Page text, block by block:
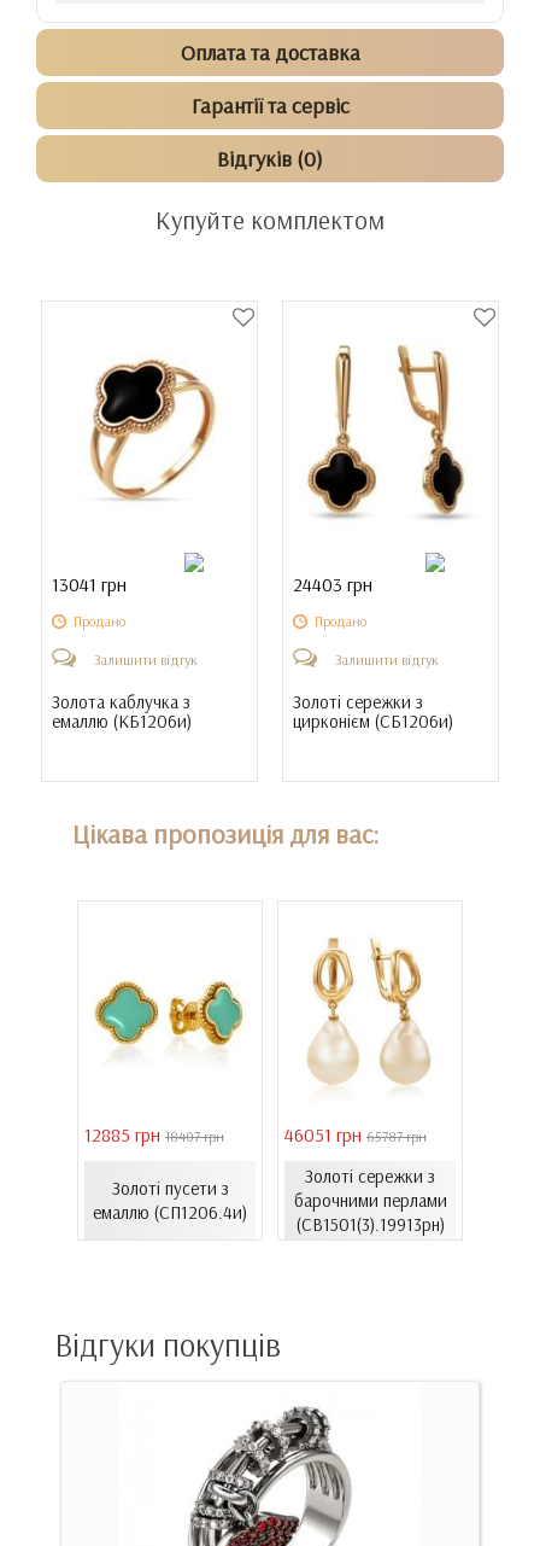
Оплата та доставка
Гарантії та сервіс
Відгуків (0)
Купуйте комплектом
13041 грн
Продано
Залишити відгук
Золота каблучка з
емаллю (КБ1206и)
24403 грн
Продано
Залишити відгук
Золоті сережки з
цирконієм (СБ1206и)
Цікава пропозиція для вас:
12885 грн 18407 грн
Золоті пусети з
емаллю (СП1206.4и)
46051 грн 65787 грн
Золоті сережки з
барочними перлами
(СВ1501(3).19913рн)
Відгуки покупців